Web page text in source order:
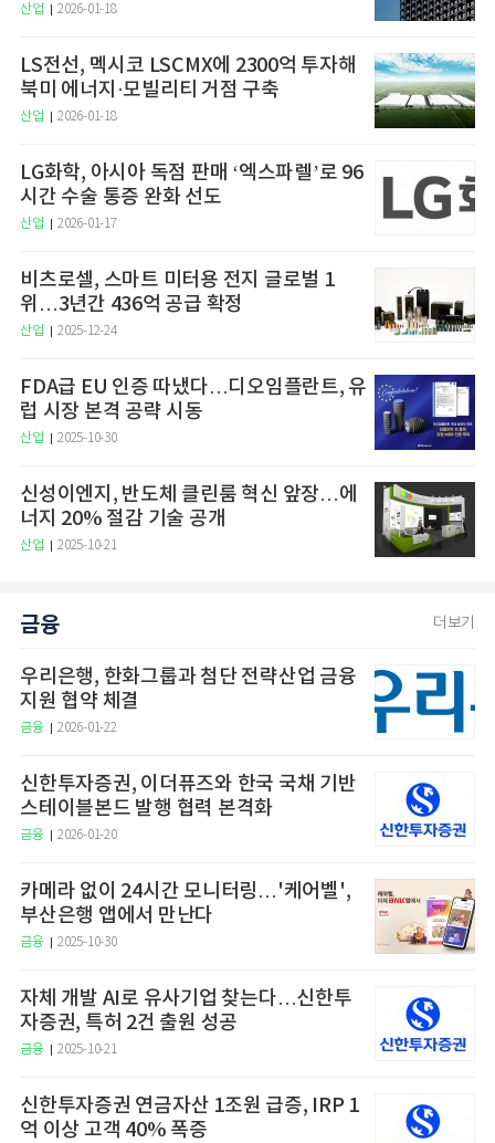
산업 2026-01-18
LS전선, 멕시코 LSCMX에 2300억 투자해
북미 에너지·모빌리티 거점 구축
산업 2026-01-18
LG화학, 아시아 독점 판매 ‘엑스파렐’로 96
시간 수술 통증 완화 선도
산업 2026-01-17
비츠로셀, 스마트 미터용 전지 글로벌 1
위…3년간 436억 공급 확정
산업 2025-12-24
FDA급 EU 인증 따냈다…디오임플란트, 유
럽 시장 본격 공략 시동
산업 2025-10-30
신성이엔지, 반도체 클린룸 혁신 앞장…에
너지 20% 절감 기술 공개
산업 2025-10-21
금융 더보기
우리은행, 한화그룹과 첨단 전략산업 금융
지원 협약 체결
금융 2026-01-22
신한투자증권, 이더퓨즈와 한국 국채 기반
스테이블본드 발행 협력 본격화
금융 2026-01-20
카메라 없이 24시간 모니터링…'케어벨',
부산은행 앱에서 만난다
금융 2025-10-30
자체 개발 AI로 유사기업 찾는다…신한투
자증권, 특허 2건 출원 성공
금융 2025-10-21
신한투자증권 연금자산 1조원 급증, IRP 1
억 이상 고객 40% 폭증